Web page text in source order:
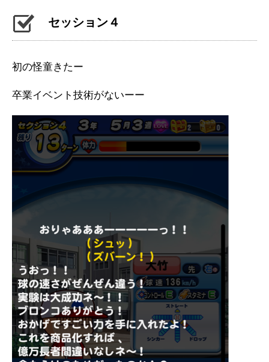
セッション４
初の怪童きたー
卒業イベント技術がないーー